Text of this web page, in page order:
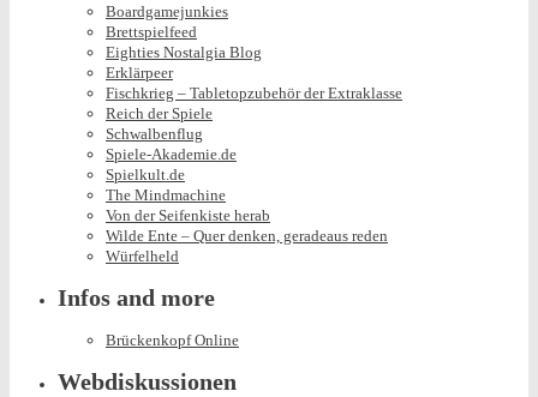
Boardgamejunkies
Brettspielfeed
Eighties Nostalgia Blog
Erklärpeer
Fischkrieg – Tabletopzubehör der Extraklasse
Reich der Spiele
Schwalbenflug
Spiele-Akademie.de
Spielkult.de
The Mindmachine
Von der Seifenkiste herab
Wilde Ente – Quer denken, geradeaus reden
Würfelheld
Infos and more
Brückenkopf Online
Webdiskussionen